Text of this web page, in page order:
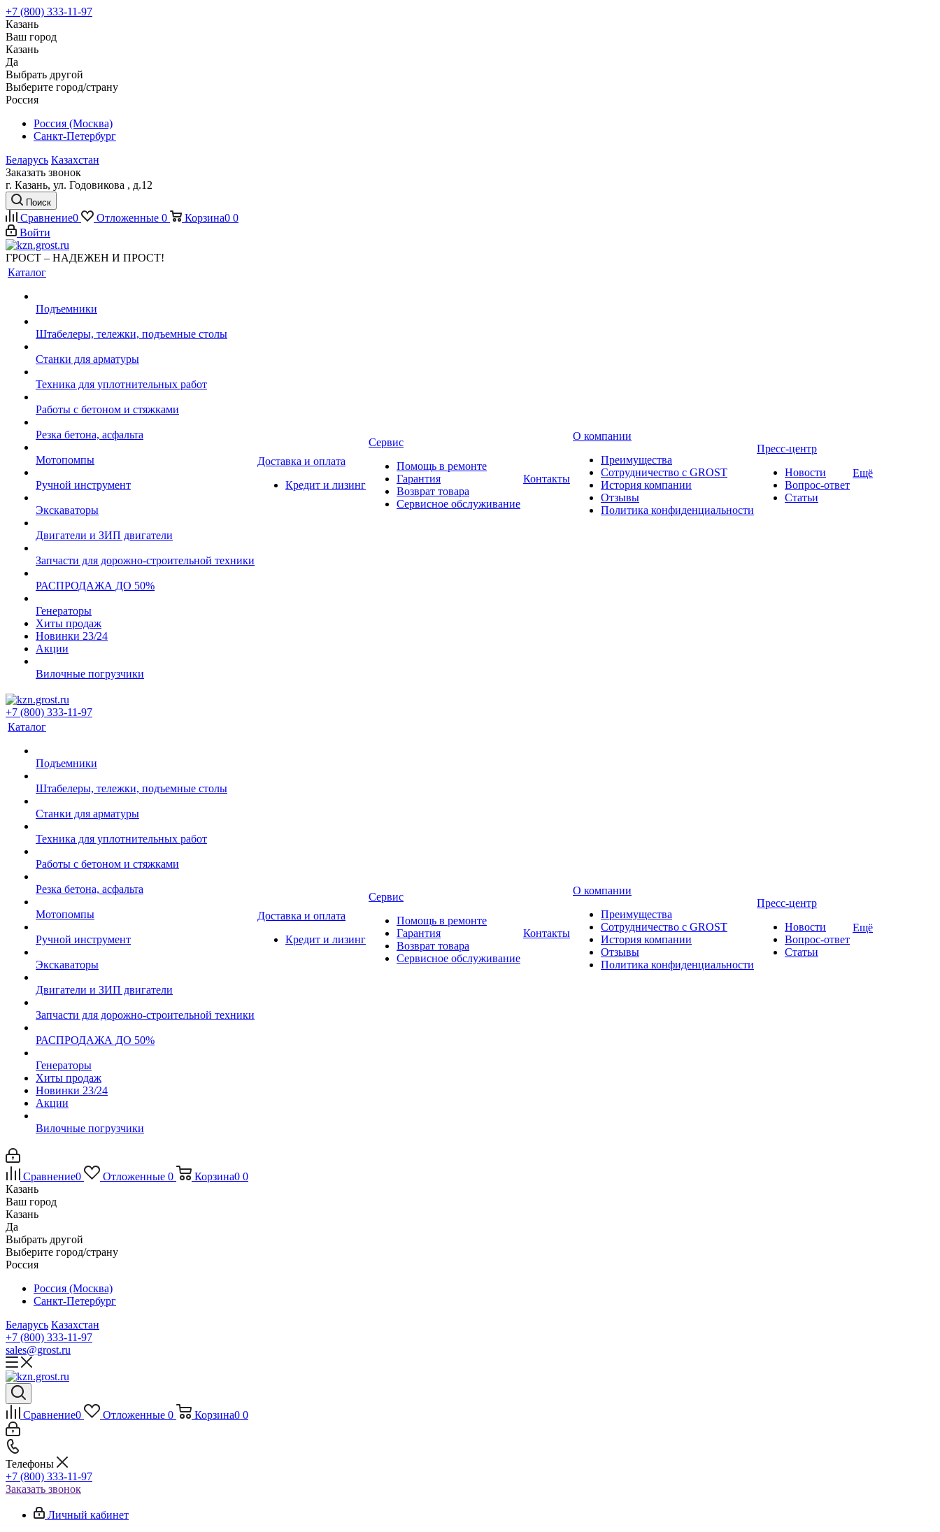
+7 (800) 333-11-97
Казань
Ваш город
Казань
Да
Выбрать другой
Выберите город/страну
Россия
Россия (Москва)
Санкт-Петербург
Беларусь Казахстан
Заказать звонок
г. Казань, ул. Годовикова , д.12
Поиск
Сравнение0 Отложенные 0 Корзина0 0
Войти
ГРОСТ – НАДЕЖЕН И ПРОСТ!
Каталог
Подъемники
Штабелеры, тележки, подъемные столы
Станки для арматуры
Техника для уплотнительных работ
Работы с бетоном и стяжками
Резка бетона, асфальта
Мотопомпы
Ручной инструмент
Экскаваторы
Двигатели и ЗИП двигатели
Запчасти для дорожно-строительной техники
РАСПРОДАЖА ДО 50%
Генераторы
Хиты продаж
Новинки 23/24
Акции
Вилочные погрузчики
Доставка и оплата
Кредит и лизинг
Сервис
Помощь в ремонте
Гарантия
Возврат товара
Сервисное обслуживание
Контакты
О компании
Преимущества
Сотрудничество с GROST
История компании
Отзывы
Политика конфиденциальности
Пресс-центр
Новости
Вопрос-ответ
Статьи
Ещё
+7 (800) 333-11-97
Каталог
Подъемники
Штабелеры, тележки, подъемные столы
Станки для арматуры
Техника для уплотнительных работ
Работы с бетоном и стяжками
Резка бетона, асфальта
Мотопомпы
Ручной инструмент
Экскаваторы
Двигатели и ЗИП двигатели
Запчасти для дорожно-строительной техники
РАСПРОДАЖА ДО 50%
Генераторы
Хиты продаж
Новинки 23/24
Акции
Вилочные погрузчики
Доставка и оплата
Кредит и лизинг
Сервис
Помощь в ремонте
Гарантия
Возврат товара
Сервисное обслуживание
Контакты
О компании
Преимущества
Сотрудничество с GROST
История компании
Отзывы
Политика конфиденциальности
Пресс-центр
Новости
Вопрос-ответ
Статьи
Ещё
Сравнение0 Отложенные 0 Корзина0 0
Казань
Ваш город
Казань
Да
Выбрать другой
Выберите город/страну
Россия
Россия (Москва)
Санкт-Петербург
Беларусь Казахстан
+7 (800) 333-11-97
sales@grost.ru
Сравнение0 Отложенные 0 Корзина0 0
Телефоны
+7 (800) 333-11-97
Заказать звонок
Личный кабинет